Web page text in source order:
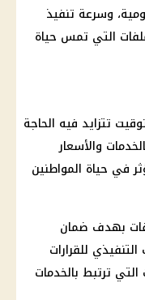
وسرعة تنفيذ
التي تمس حياة
تتزايد فيه الحاجة
والأسعار
في حياة المواطنين
بهدف ضمان
للقرارات
ترتبط بالخدمات